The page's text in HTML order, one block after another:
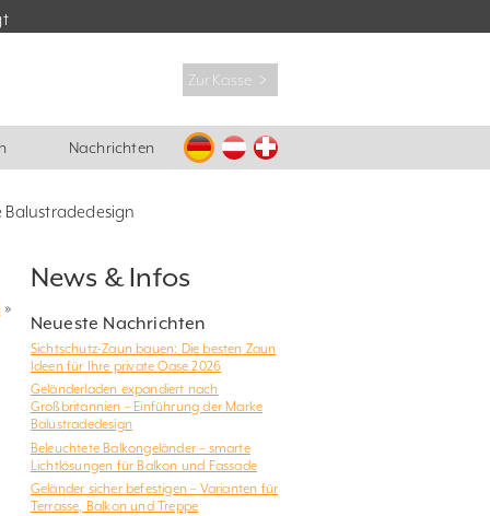
Zur Kasse ﹥
Nachrichten
»
News & Infos
Neueste Nachrichten
Sichtschutz-Zaun bauen: Die besten Zaun
Ideen für Ihre private Oase 2026
Geländerladen expandiert nach
Großbritannien – Einführung der Marke
Balustradedesign
Beleuchtete Balkongeländer – smarte
Lichtlösungen für Balkon und Fassade
Geländer sicher befestigen – Varianten für
Terrasse, Balkon und Treppe